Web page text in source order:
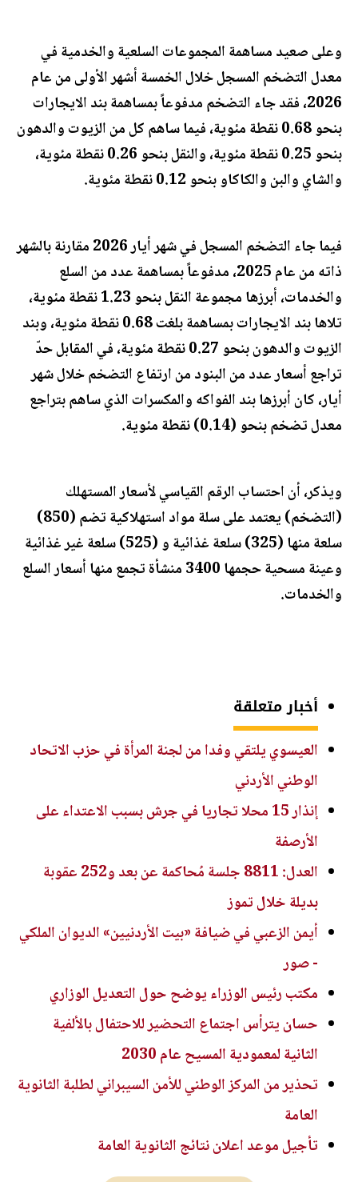
وعلى صعيد مساهمة المجموعات السلعية والخدمية في
معدل التضخم المسجل خلال الخمسة أشهر الأولى من عام
2026، فقد جاء التضخم مدفوعاً بمساهمة بند الايجارات
بنحو 0.68 نقطة مئوية، فيما ساهم كل من الزيوت والدهون
بنحو 0.25 نقطة مئوية، والنقل بنحو 0.26 نقطة مئوية،
والشاي والبن والكاكاو بنحو 0.12 نقطة مئوية.
فيما جاء التضخم المسجل في شهر أيار 2026 مقارنة بالشهر
ذاته من عام 2025، مدفوعاً بمساهمة عدد من السلع
والخدمات، أبرزها مجموعة النقل بنحو 1.23 نقطة مئوية،
تلاها بند الايجارات بمساهمة بلغت 0.68 نقطة مئوية، وبند
الزيوت والدهون بنحو 0.27 نقطة مئوية، في المقابل حدّ
تراجع أسعار عدد من البنود من ارتفاع التضخم خلال شهر
أيار، كان أبرزها بند الفواكه والمكسرات الذي ساهم بتراجع
معدل تضخم بنحو (0.14) نقطة مئوية.
ويذكر، أن احتساب الرقم القياسي لأسعار المستهلك
(التضخم) يعتمد على سلة مواد استهلاكية تضم (850)
سلعة منها (325) سلعة غذائية و (525) سلعة غير غذائية
وعينة مسحية حجمها 3400 منشأة تجمع منها أسعار السلع
والخدمات.
أخبار متعلقة
العيسوي يلتقي وفدا من لجنة المرأة في حزب الاتحاد
الوطني الأردني
إنذار 15 محلا تجاريا في جرش بسبب الاعتداء على
الأرصفة
العدل: 8811 جلسة مُحاكمة عن بعد و252 عقوبة
بديلة خلال تموز
أيمن الزعبي في ضيافة «بيت الأردنيين» الديوان الملكي
- صور
مكتب رئيس الوزراء يوضح حول التعديل الوزاري
حسان يترأس اجتماع التحضير للاحتفال بالألفية
الثانية لمعمودية المسيح عام 2030
تحذير من المركز الوطني للأمن السيبراني لطلبة الثانوية
العامة
تأجيل موعد اعلان نتائج الثانوية العامة